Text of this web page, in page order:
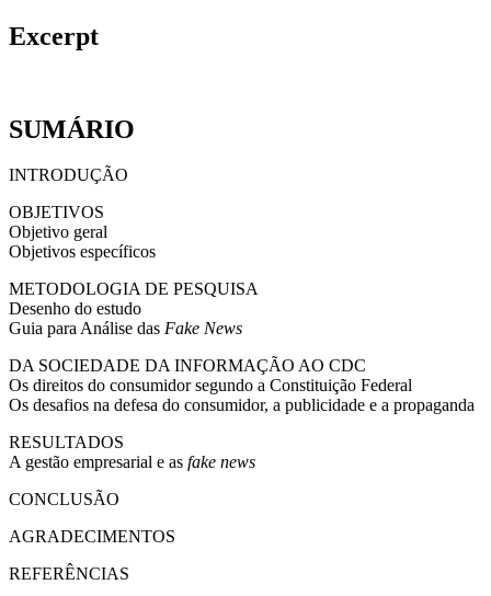
Excerpt
SUMÁRIO
INTRODUÇÃO
OBJETIVOS
Objetivo geral
Objetivos específicos
METODOLOGIA DE PESQUISA
Desenho do estudo
Guia para Análise das Fake News
DA SOCIEDADE DA INFORMAÇÃO AO CDC
Os direitos do consumidor segundo a Constituição Federal
Os desafios na defesa do consumidor, a publicidade e a propaganda
RESULTADOS
A gestão empresarial e as fake news
CONCLUSÃO
AGRADECIMENTOS
REFERÊNCIAS